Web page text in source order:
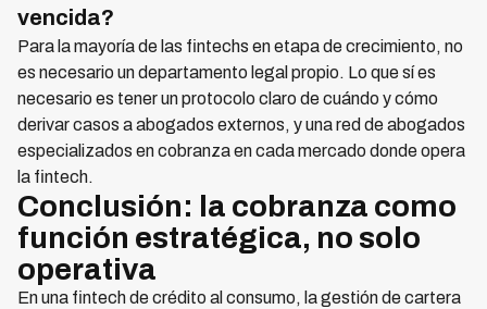
vencida?
Para la mayoría de las fintechs en etapa de crecimiento, no
es necesario un departamento legal propio. Lo que sí es
necesario es tener un protocolo claro de cuándo y cómo
derivar casos a abogados externos, y una red de abogados
especializados en cobranza en cada mercado donde opera
la fintech.
Conclusión: la cobranza como
función estratégica, no solo
operativa
En una fintech de crédito al consumo, la gestión de cartera